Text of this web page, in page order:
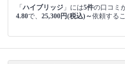
「ハイブリッジ 」には5件の口コミ
4.80で、 25,300円(税込)～依頼する